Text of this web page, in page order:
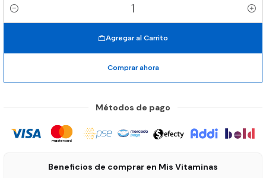
Cantidad
Agregar al Carrito
Comprar ahora
Métodos de pago
Beneficios de comprar en Mis Vitaminas